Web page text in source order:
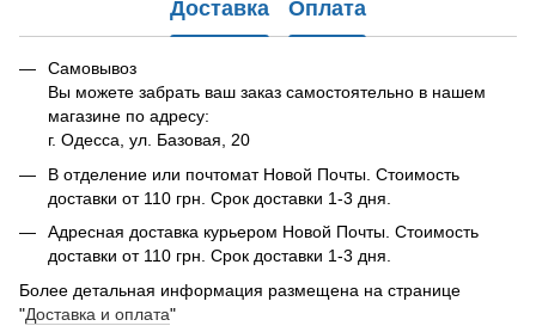
Доставка Оплата
Самовывоз
Вы можете забрать ваш заказ самостоятельно в нашем
магазине по адресу:
г. Одесса, ул. Базовая, 20
В отделение или почтомат Новой Почты. Стоимость
доставки от 110 грн. Срок доставки 1-3 дня.
Адресная доставка курьером Новой Почты. Стоимость
доставки от 110 грн. Срок доставки 1-3 дня.
Более детальная информация размещена на странице
"Доставка и оплата"